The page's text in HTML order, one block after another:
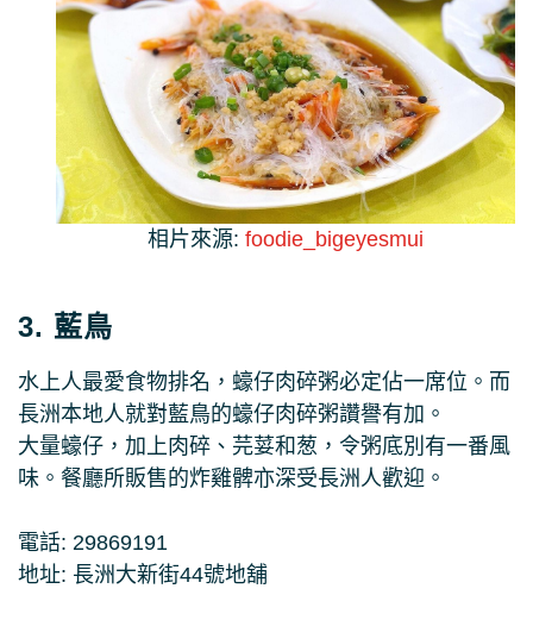
相片來源: foodie_bigeyesmui
3. 藍鳥
水上人最愛食物排名，蠔仔肉碎粥必定佔一席位。而
長洲本地人就對藍鳥的蠔仔肉碎粥讚譽有加。
大量蠔仔，加上肉碎、芫荽和葱，令粥底別有一番風
味。餐廳所販售的炸雞髀亦深受長洲人歡迎。
電話: 29869191
地址: 長洲大新街44號地舖